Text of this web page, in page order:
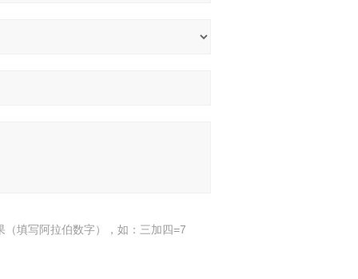
（填写阿拉伯数字），如：三加四=7